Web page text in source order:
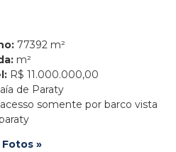
77392 m²
m²
R$ 11.000.000,00
de Paraty
somente por barco vista
»